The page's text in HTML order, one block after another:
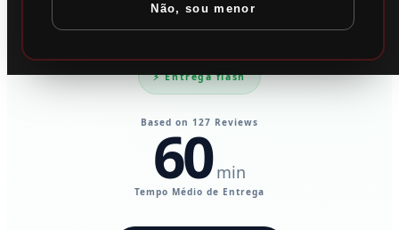
Não, sou menor
UdiaPods —
⚡ Entrega flash
Based on 127 Reviews
60min
Tempo Médio de Entrega